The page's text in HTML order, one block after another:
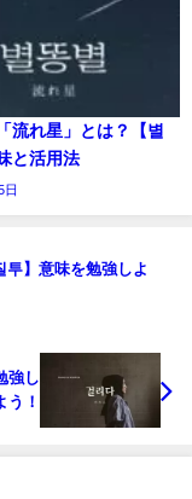
流れ星」とは？【별
と活用法
日
투】意味を勉強しよ
強し
う！